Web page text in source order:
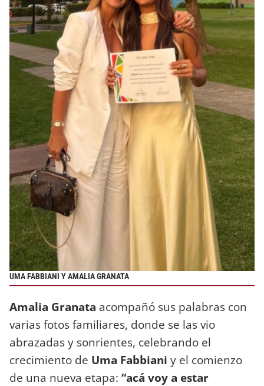
UMA FABBIANI Y AMALIA GRANATA
Amalia Granata acompañó sus palabras con
varias fotos familiares, donde se las vio
abrazadas y sonrientes, celebrando el
crecimiento de Uma Fabbiani y el comienzo
de una nueva etapa: “acá voy a estar